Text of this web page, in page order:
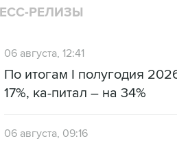
РЕЛИЗЫ
06 августа, 12:41
По итогам I полугодия
17%, ка-питал – на 34%
06 августа, 09:16